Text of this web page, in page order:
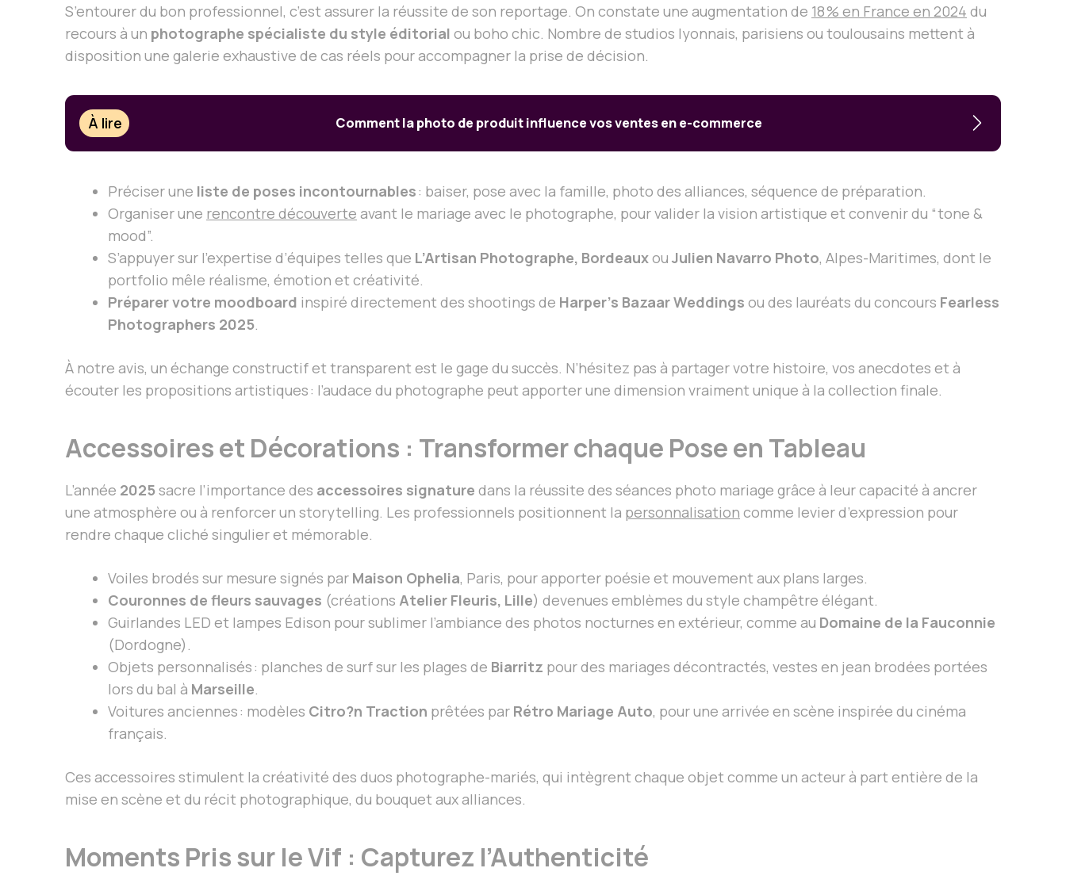
S’entourer du bon professionnel, c’est assurer la réussite de son reportage. On constate une augmentation de 18 % en France en 2024 du
recours à un photographe spécialiste du style éditorial ou boho chic. Nombre de studios lyonnais, parisiens ou toulousains mettent à
disposition une galerie exhaustive de cas réels pour accompagner la prise de décision.
À lire Comment la photo de produit influence vos ventes en e-commerce
Préciser une liste de poses incontournables: baiser, pose avec la famille, photo des alliances, séquence de préparation.
Organiser une rencontre découverte avant le mariage avec le photographe, pour valider la vision artistique et convenir du “tone &
mood”.
S’appuyer sur l’expertise d’équipes telles que L’Artisan Photographe, Bordeauxou Julien Navarro Photo, Alpes-Maritimes, dont le
portfolio mêle réalisme, émotion et créativité.
Préparer votre moodboard inspiré directement des shootings de Harper’s Bazaar Weddings ou des lauréats du concours Fearless
Photographers 2025.
À notre avis, un échange constructif et transparent est le gage du succès. N’hésitez pas à partager votre histoire, vos anecdotes et à
écouter les propositions artistiques : l’audace du photographe peut apporter une dimension vraiment unique à la collection finale.
Accessoires et Décorations : Transformer chaque Pose en Tableau
L’année 2025sacre l’importance des accessoires signature dans la réussite des séances photo mariage grâce à leur capacité à ancrer
une atmosphère ou à renforcer un storytelling. Les professionnels positionnent la personnalisation comme levier d’expression pour
rendre chaque cliché singulier et mémorable.
Voiles brodés sur mesure signés par Maison Ophelia, Paris, pour apporter poésie et mouvement aux plans larges.
Couronnes de fleurs sauvages (créations Atelier Fleuris, Lille) devenues emblèmes du style champêtre élégant.
Guirlandes LED et lampes Edison pour sublimer l’ambiance des photos nocturnes en extérieur, comme au Domaine de la Fauconnie
(Dordogne).
Objets personnalisés : planches de surf sur les plages de Biarritz pour des mariages décontractés, vestes en jean brodées portées
lors du bal à Marseille.
Voitures anciennes : modèles Citro?n Traction prêtées par Rétro Mariage Auto, pour une arrivée en scène inspirée du cinéma
français.
Ces accessoires stimulent la créativité des duos photographe-mariés, qui intègrent chaque objet comme un acteur à part entière de la
mise en scène et du récit photographique, du bouquet aux alliances.
Moments Pris sur le Vif : Capturez l’Authenticité